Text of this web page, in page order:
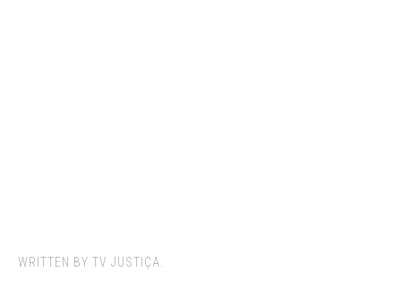
WRITTEN BY TV JUSTIÇA.